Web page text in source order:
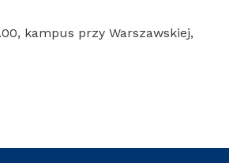
kampus przy Warszawskiej,